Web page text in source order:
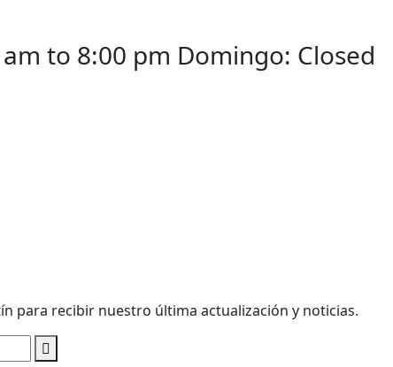
am to 8:00 pm Domingo: Closed
para recibir nuestro última actualización y noticias.